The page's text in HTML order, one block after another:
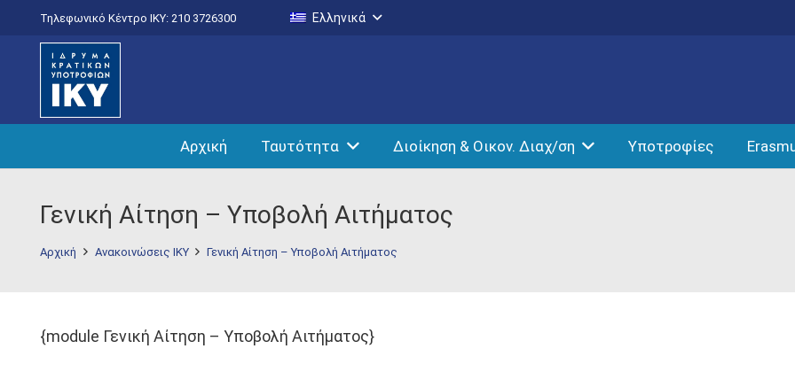
Τηλεφωνικό Κέντρο IKY: 210 3726300 Ελληνικά
Αρχική Ταυτότητα Διοίκηση & Οικον. Διαχ/ση Υποτροφίες
Γενική Αίτηση – Υποβολή Αιτήματος
Αρχική Ανακοινώσεις ΙΚΥ Γενική Αίτηση – Υποβολή Αιτήματος
{module Γενική Αίτηση – Υποβολή Αιτήματος}